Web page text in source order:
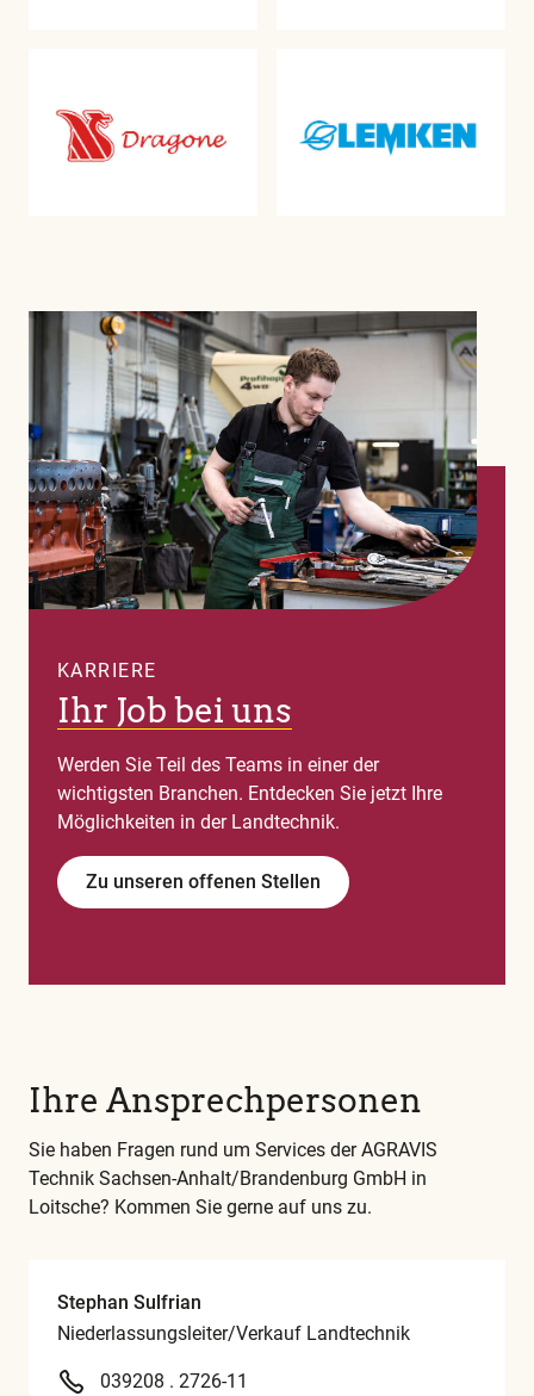
KARRIERE
Ihr Job bei uns
Werden Sie Teil des Teams in einer der
wichtigsten Branchen. Entdecken Sie jetzt Ihre
Möglichkeiten in der Landtechnik.
Zu unseren offenen Stellen
Ihre Ansprechpersonen
Sie haben Fragen rund um Services der AGRAVIS
Technik Sachsen-Anhalt/Brandenburg GmbH in
Loitsche? Kommen Sie gerne auf uns zu.
Stephan Sulfrian
Niederlassungsleiter/Verkauf Landtechnik
039208 . 2726-11